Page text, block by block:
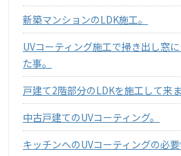
新築マンションのLDK施工。
UVコーティング施工で掃き出し窓
た事。
戸建て2階部分のLDKを施工して来ま
中古戸建てのUVコーティング。
キッチンへのUVコーティングの必